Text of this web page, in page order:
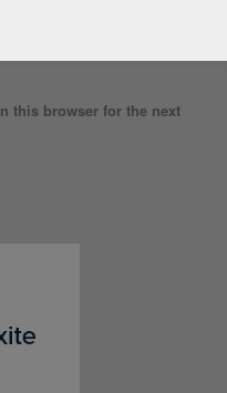
this browser for the next